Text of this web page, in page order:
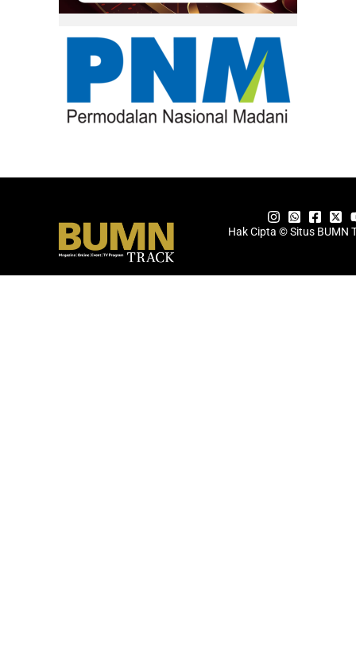
Hak Cipta © Situs BUMN